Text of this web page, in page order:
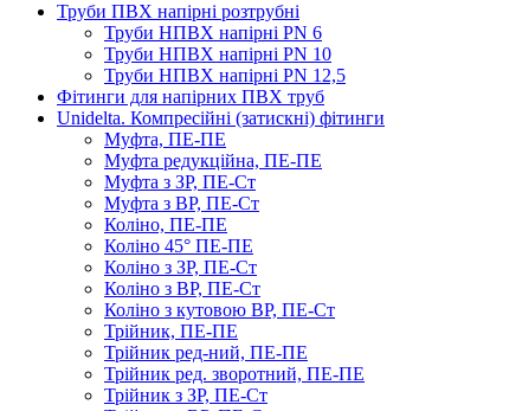
Труби ПВХ напірні розтрубні
Труби НПВХ напірні PN 6
Труби НПВХ напірні PN 10
Труби НПВХ напірні PN 12,5
Фітинги для напірних ПВХ труб
Unidelta. Компресійні (затискні) фітинги
Муфта, ПЕ-ПЕ
Муфта редукційна, ПЕ-ПЕ
Муфта з ЗР, ПЕ-Ст
Муфта з ВР, ПЕ-Ст
Коліно, ПЕ-ПЕ
Коліно 45° ПЕ-ПЕ
Коліно з ЗР, ПЕ-Ст
Коліно з ВР, ПЕ-Ст
Коліно з кутовою ВР, ПЕ-Ст
Трійник, ПЕ-ПЕ
Трійник ред-ний, ПЕ-ПЕ
Трійник ред. зворотний, ПЕ-ПЕ
Трійник з ЗР, ПЕ-Ст